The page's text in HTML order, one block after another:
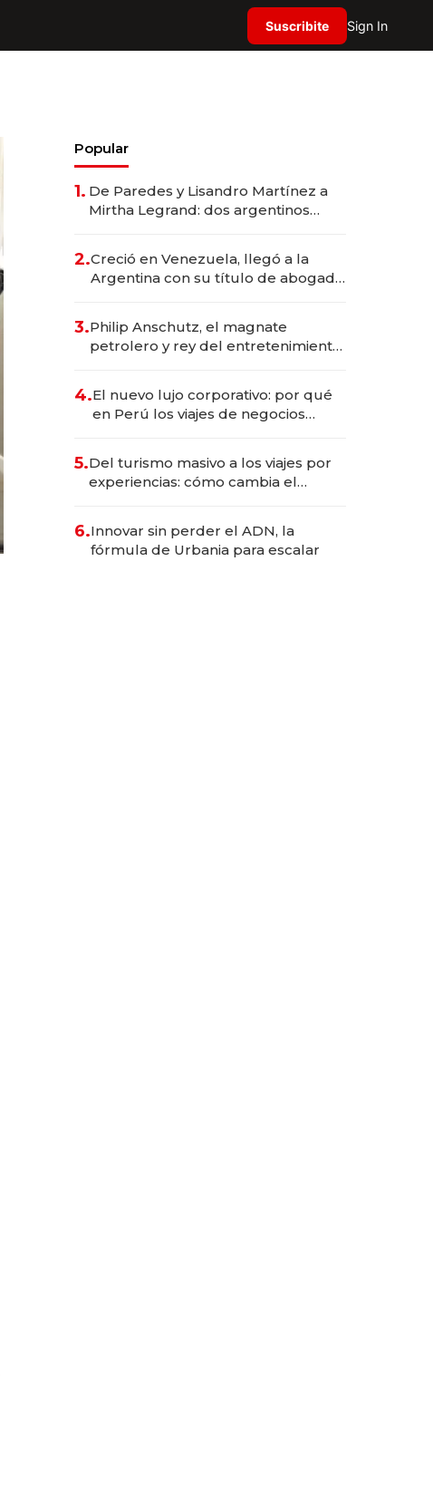
Suscribite Sign In
Popular
1. De Paredes y Lisandro Martínez a
Mirtha Legrand: dos argentinos
2.Creció en Venezuela, llegó a la
Argentina con su título de abogado
marcas "fast premium"
3.Philip Anschutz, el magnate
petrolero y rey del entretenimiento
4.El nuevo lujo corporativo: por qué
en Perú los viajes de negocios
transformadoras
5.Del turismo masivo a los viajes por
experiencias: cómo cambia el
6.Innovar sin perder el ADN, la
fórmula de Urbania para escalar